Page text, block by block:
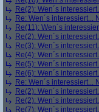
Re(2): Wen´s
Re: Wen´s interessiert...
Re(11): Wen´s
Re(2): Wen´s
Re(3): Wen´s
Re(4): Wen´s
Re(5): Wen´s
Re(6): Wen´s
Re: Wen´s interessiert...
Re(2): Wen´s
Re(2): Wen´s
Re(7): Wen´s